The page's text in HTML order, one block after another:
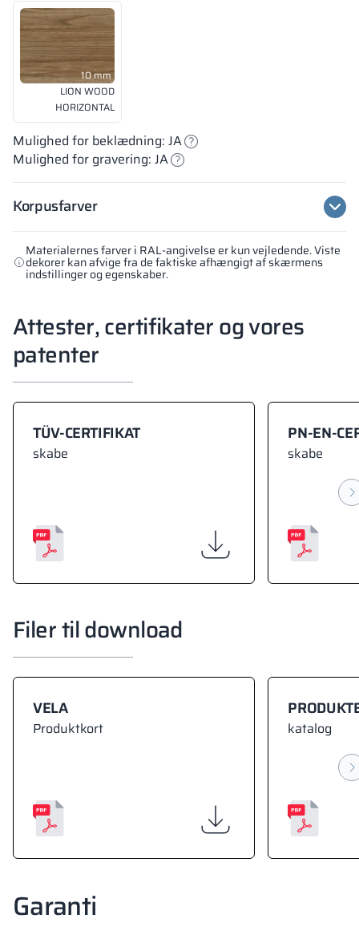
Materialernes farver i RAL-angivelse er kun vejledende. Viste
dekorer kan afvige fra de faktiske afhængigt af skærmens
indstillinger og egenskaber.
10 mm
LION WOOD
HORIZONTAL
Mulighed for beklædning: JA
Mulighed for gravering: JA
Korpusfarver
Attester, certifikater og vores
patenter
TÜV-CERTIFIKAT
skabe
PN-EN-
skabe
Filer til download
VELA
Produktkort katalog
Garanti